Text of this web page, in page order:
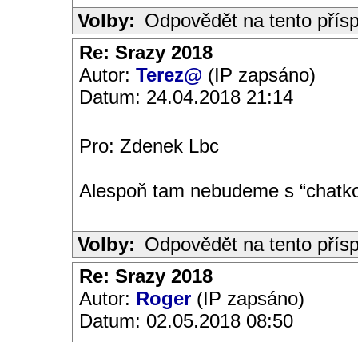
Volby: Odpovědět na tento
Re: Srazy 2018
Autor: Terez@ (IP zapsáno)
Datum: 24.04.2018 21:14
Pro: Zdenek Lbc
Alespoň tam nebudeme s
Volby: Odpovědět na tento
Re: Srazy 2018
Autor: Roger (IP zapsáno)
Datum: 02.05.2018 08:50